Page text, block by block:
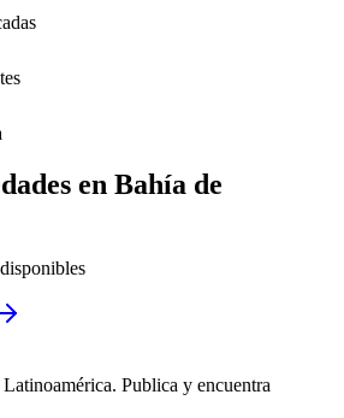
en Bahía de
Publica y encuentra